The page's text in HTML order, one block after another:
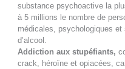
substance psychoactive la
à 5 millions le nombre de
médicales, psychologiques
d’alcool.
Addiction aux stupéfiants,
crack, héroïne et opiacées,